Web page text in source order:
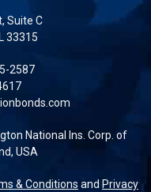
Suite C
33315
2587
National Ins. Corp. of
USA
& Conditions and Privacy